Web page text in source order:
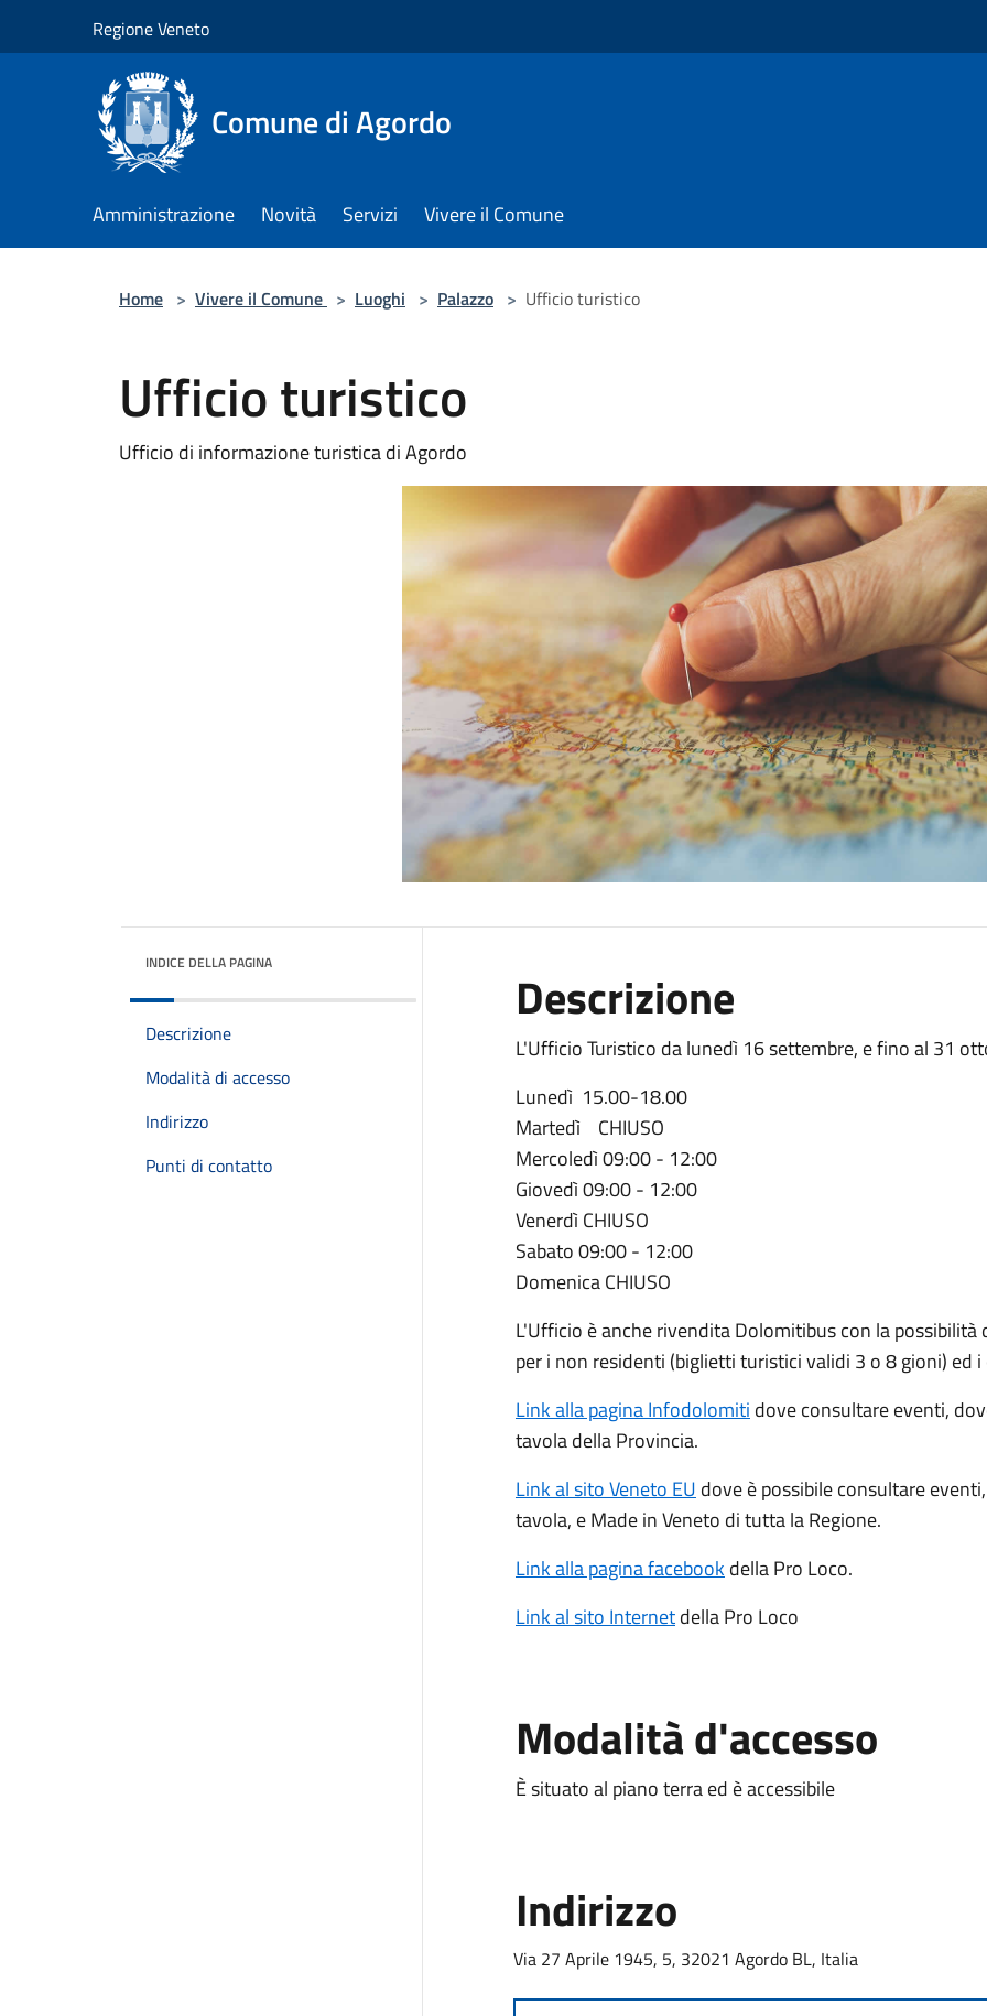
Regione Veneto
Comune di Agordo
Amministrazione Novità Servizi Vivere il Comune
Home > Vivere il Comune > Luoghi > Palazzo > Ufficio turistico
Ufficio turistico
Ufficio di informazione turistica di Agordo
INDICE DELLA PAGINA
Descrizione
Modalità di accesso
Indirizzo
Punti di contatto
Descrizione
L'Ufficio Turistico da lunedì 16 settembre, e fino al 31
Lunedì 15.00-18.00
Martedì CHIUSO
Mercoledì 09:00 - 12:00
Giovedì 09:00 - 12:00
Venerdì CHIUSO
Sabato 09:00 - 12:00
Domenica CHIUSO
L'Ufficio è anche rivendita Dolomitibus con la
per i non residenti (biglietti turistici validi 3 o 8 gioni) ed
Link alla pagina Infodolomiti dove consultare eventi,
tavola della Provincia.
Link al sito Veneto EU dove è possibile consultare
tavola, e Made in Veneto di tutta la Regione.
Link alla pagina facebook della Pro Loco.
Link al sito Internetdella Pro Loco
Modalità d'accesso
È situato al piano terra ed è accessibile
Indirizzo
Via 27 Aprile 1945, 5, 32021 Agordo BL, Italia